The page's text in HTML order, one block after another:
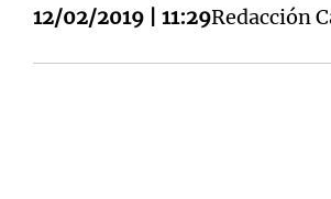
12/02/2019 | 11:29Redacción